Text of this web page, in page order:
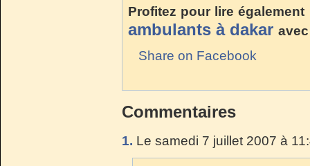
Profitez pour lire
ambulants à dakar
Share on Facebook
Commentaires
1. Le samedi 7 juillet 2007 à